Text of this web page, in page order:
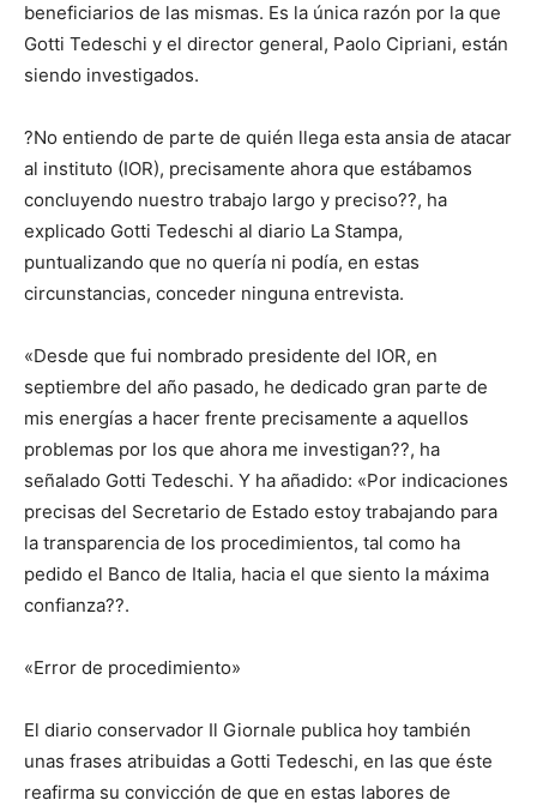
beneficiarios de las mismas. Es la única razón por la que
Gotti Tedeschi y el director general, Paolo Cipriani, están
siendo investigados.
?No entiendo de parte de quién llega esta ansia de atacar
al instituto (IOR), precisamente ahora que estábamos
concluyendo nuestro trabajo largo y preciso??, ha
explicado Gotti Tedeschi al diario La Stampa,
puntualizando que no quería ni podía, en estas
circunstancias, conceder ninguna entrevista.
«Desde que fui nombrado presidente del IOR, en
septiembre del año pasado, he dedicado gran parte de
mis energías a hacer frente precisamente a aquellos
problemas por los que ahora me investigan??, ha
señalado Gotti Tedeschi. Y ha añadido: «Por indicaciones
precisas del Secretario de Estado estoy trabajando para
la transparencia de los procedimientos, tal como ha
pedido el Banco de Italia, hacia el que siento la máxima
confianza??.
«Error de procedimiento»
El diario conservador Il Giornale publica hoy también
unas frases atribuidas a Gotti Tedeschi, en las que éste
reafirma su convicción de que en estas labores de